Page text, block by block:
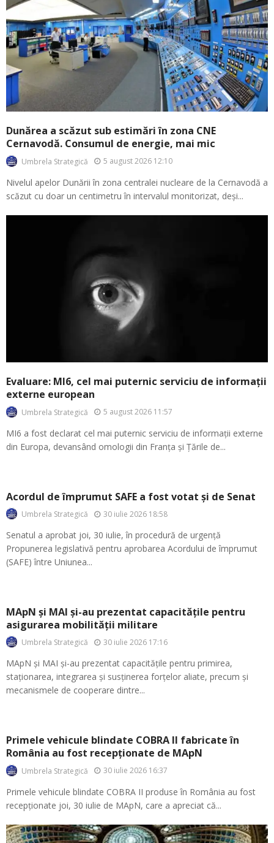
Dunărea a scăzut sub estimări în zona CNE
Cernavodă. Consumul de energie, mai mic
Umbrela Strategică 5 august 2026 12:10
Nivelul apelor Dunării în zona centralei nucleare de la Cernavodă a
scăzut cu doar un centimetru în intervalul monitorizat, deși...
Evaluare: MI6, cel mai puternic serviciu de informații
externe european
Umbrela Strategică 5 august 2026 11:57
MI6 a fost declarat cel mai puternic serviciu de informații externe
din Europa, devansând omologii din Franța și Țările de...
Acordul de împrumut SAFE a fost votat și de Senat
Umbrela Strategică 30 iulie 2026 18:58
Senatul a aprobat joi, 30 iulie, în procedură de urgență
Propunerea legislativă pentru aprobarea Acordului de împrumut
(SAFE) între Uniunea...
MApN și MAI și-au prezentat capacitățile pentru
asigurarea mobilității militare
Umbrela Strategică 30 iulie 2026 17:16
MApN și MAI și-au prezentat capacitățile pentru primirea,
staționarea, integrarea și susținerea forțelor aliate, precum și
mecanismele de cooperare dintre...
Primele vehicule blindate COBRA II fabricate în
România au fost recepționate de MApN
Umbrela Strategică 30 iulie 2026 16:37
Primele vehicule blindate COBRA II produse în România au fost
recepționate joi, 30 iulie de MApN, care a apreciat că...